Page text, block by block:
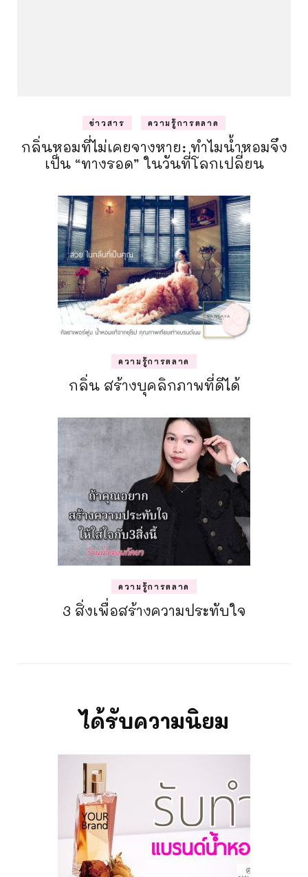
ข่าวสาร ความรู้การตลาด
กลิ่นหอมที่ไม่เคยจางหาย: ทำไมน้ำหอมจึง
เป็น “ทางรอด” ในวันที่โลกเปลี่ยน
ความรู้การตลาด
กลิ่น สร้างบุคลิกภาพที่ดีได้
ความรู้การตลาด
3 สิ่งเพื่อสร้างความประทับใจ
ได้รับความนิยม